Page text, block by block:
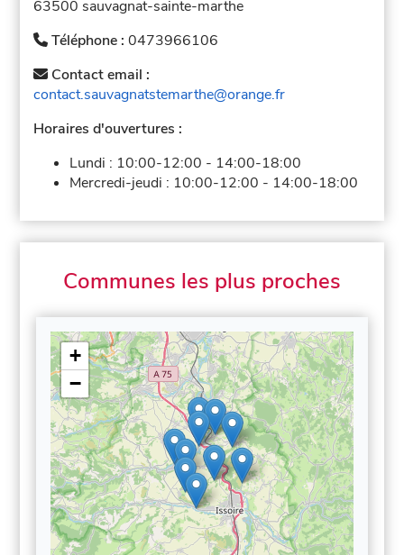
63500 sauvagnat-sainte-marthe
Téléphone :0473966106
Contact email :
contact.sauvagnatstemarthe@orange.fr
Horaires d'ouvertures :
Lundi : 10:00-12:00 - 14:00-18:00
Mercredi-jeudi : 10:00-12:00 - 14:00-18:00
Communes les plus proches
+
−